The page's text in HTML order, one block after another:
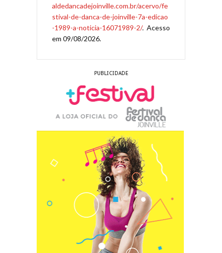
aldedancadejoinville.com.br/acervo/fe
stival-de-danca-de-joinville-7a-edicao
-1989-a-noticia-16071989-2/. Acesso
em 09/08/2026.
PUBLICIDADE